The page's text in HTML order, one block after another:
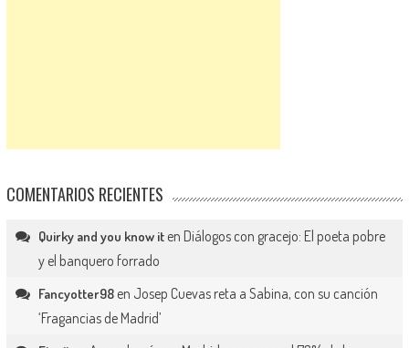
COMENTARIOS RECIENTES
Quirky and you know iten Diálogos con gracejo: El poeta pobre
y el banquero forrado
Fancyotter98en Josep Cuevas reta a Sabina, con su canción
‘Fragancias de Madrid’